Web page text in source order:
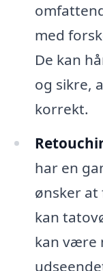
med
De kan
og sikre,
korrekt.
har en
ønsker
kan
kan være